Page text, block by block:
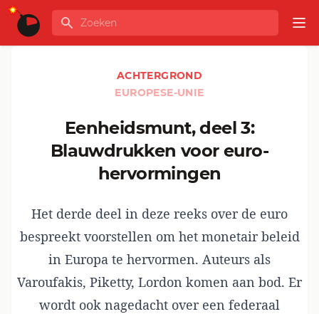
Ga naar de inhoud
GLOBALINFO
Zoeken
ACHTERGROND
EUROPESE-UNIE
Eenheidsmunt, deel 3:
Blauwdrukken voor euro-
hervormingen
Het derde deel in deze reeks over de euro
bespreekt voorstellen om het monetair beleid
in Europa te hervormen. Auteurs als
Varoufakis, Piketty, Lordon komen aan bod. Er
wordt ook nagedacht over een federaal